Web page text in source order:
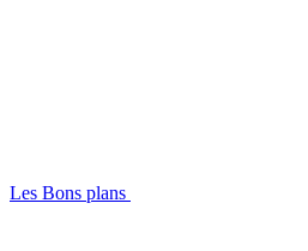
Les Bons plans